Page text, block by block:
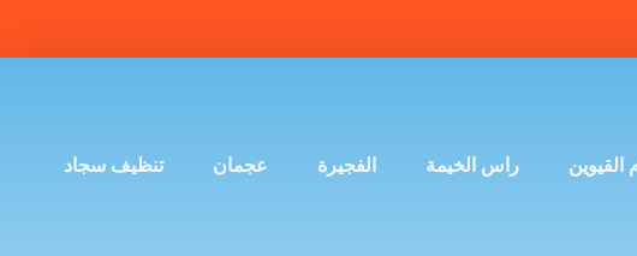
القيوين راس الخيمة الفجيرة عجمان تنظيف سجاد